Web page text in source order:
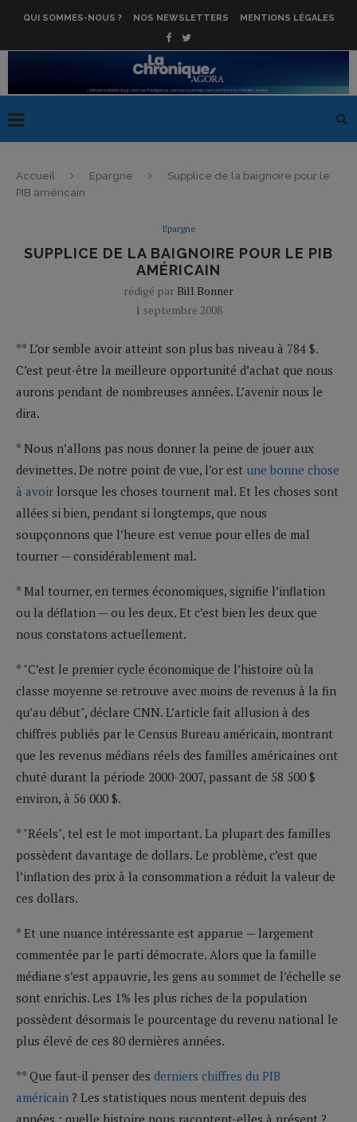
QUI SOMMES-NOUS ? NOS NEWSLETTERS MENTIONS LÉGALES
Accueil Epargne
Supplice de la baignoire pour le
PIB américain
Epargne
SUPPLICE DE LA BAIGNOIRE POUR LE PIB
AMÉRICAIN
rédigé par Bill Bonner
1 septembre 2008
** L’or semble avoir atteint son plus bas niveau à 784 $.
C’est peut-être la meilleure opportunité d’achat que nous
aurons pendant de nombreuses années. L’avenir nous le
dira.
* Nous n’allons pas nous donner la peine de jouer aux
devinettes. De notre point de vue, l’or est une bonne chose
à avoir lorsque les choses tournent mal. Et les choses sont
allées si bien, pendant si longtemps, que nous
soupçonnons que l’heure est venue pour elles de mal
tourner — considérablement mal.
* Mal tourner, en termes économiques, signifie l’inflation
ou la déflation — ou les deux. Et c’est bien les deux que
nous constatons actuellement.
* "C’est le premier cycle économique de l’histoire où la
classe moyenne se retrouve avec moins de revenus à la fin
qu’au début", déclare CNN. L’article fait allusion à des
chiffres publiés par le Census Bureau américain, montrant
que les revenus médians réels des familles américaines ont
chuté durant la période 2000-2007, passant de 58 500 $
environ, à 56 000 $.
* "Réels", tel est le mot important. La plupart des familles
possèdent davantage de dollars. Le problème, c’est que
l’inflation des prix à la consommation a réduit la valeur de
ces dollars.
* Et une nuance intéressante est apparue — largement
commentée par le parti démocrate. Alors que la famille
médiane s’est appauvrie, les gens au sommet de l’échelle se
sont enrichis. Les 1% les plus riches de la population
possèdent désormais le pourcentage du revenu national le
plus élevé de ces 80 dernières années.
** Que faut-il penser des derniers chiffres du PIB
américain ? Les statistiques nous mentent depuis des
années ; quelle histoire nous racontent-elles à présent ?